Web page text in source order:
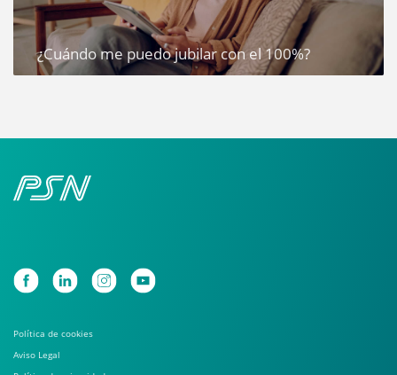
¿Cuándo me puedo jubilar con el 100%?
Política de cookies
Aviso Legal